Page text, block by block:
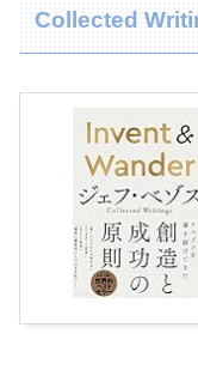
Collected